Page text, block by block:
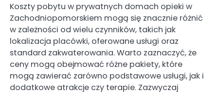
Koszty pobytu w prywatnych domach opieki w
Zachodniopomorskiem mogą się znacznie różnić
w zależności od wielu czynników, takich jak
lokalizacja placówki, oferowane usługi oraz
standard zakwaterowania. Warto zaznaczyć, że
ceny mogą obejmować różne pakiety, które
mogą zawierać zarówno podstawowe usługi, jak i
dodatkowe atrakcje czy terapie. Zazwyczaj